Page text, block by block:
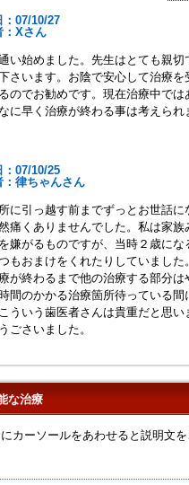
：07/10/27
：Xさん
い始めました。先生はとても親
さいます。お陰で安心して治療
のでお勧めです。現在治療中で
に早く治療が終わる事は考えられ
：07/10/25
：律ちゃんさん
に引っ越す前までずっとお世話
痛くありませんでした。私は家
嫌がるものですが、当時２歳に
もおまけをくれたりしていまし
が終わるまで他の治療する部分
間のかかる治療箇所待っている
ういう歯医者さんは貴重だと思
ごさいました。
な治療
カーソールをあわせると説明文